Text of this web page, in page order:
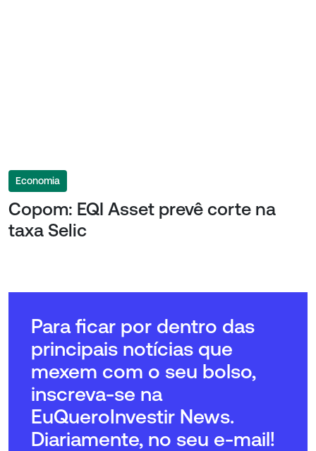
Economia
Copom: EQI Asset prevê corte na
taxa Selic
Para ficar por dentro das
principais notícias que
mexem com o seu bolso,
inscreva-se na
EuQueroInvestir News.
Diariamente, no seu e-mail!